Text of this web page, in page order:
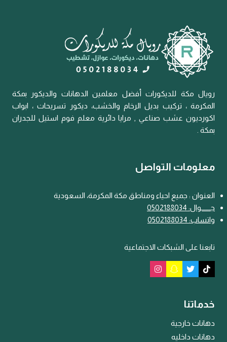
رويال مكة للديكورات أفضل معلمين الدهانات والديكور بمكة
المكرمة ، تركيب بديل الرخام والخشب، ديكور تسريحات ، ابواب
اكورديون عشب صناعي , مرايا دائرية معلم فوم استيل للجدران
بمكة .
معلومات التواصل
العنوان : جميع احياء ومناطق مكة المكرمة، السعودية
جـــ
ــوال: 0502188034
واتساب: 0502188034
تابعنا على الشبكات الاجتماعية
خدماتنا
دهانات خارجية
دهانات داخليه